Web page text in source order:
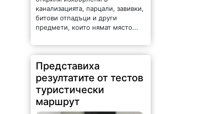
Представиха
резултатите от тестов
туристически
маршрут